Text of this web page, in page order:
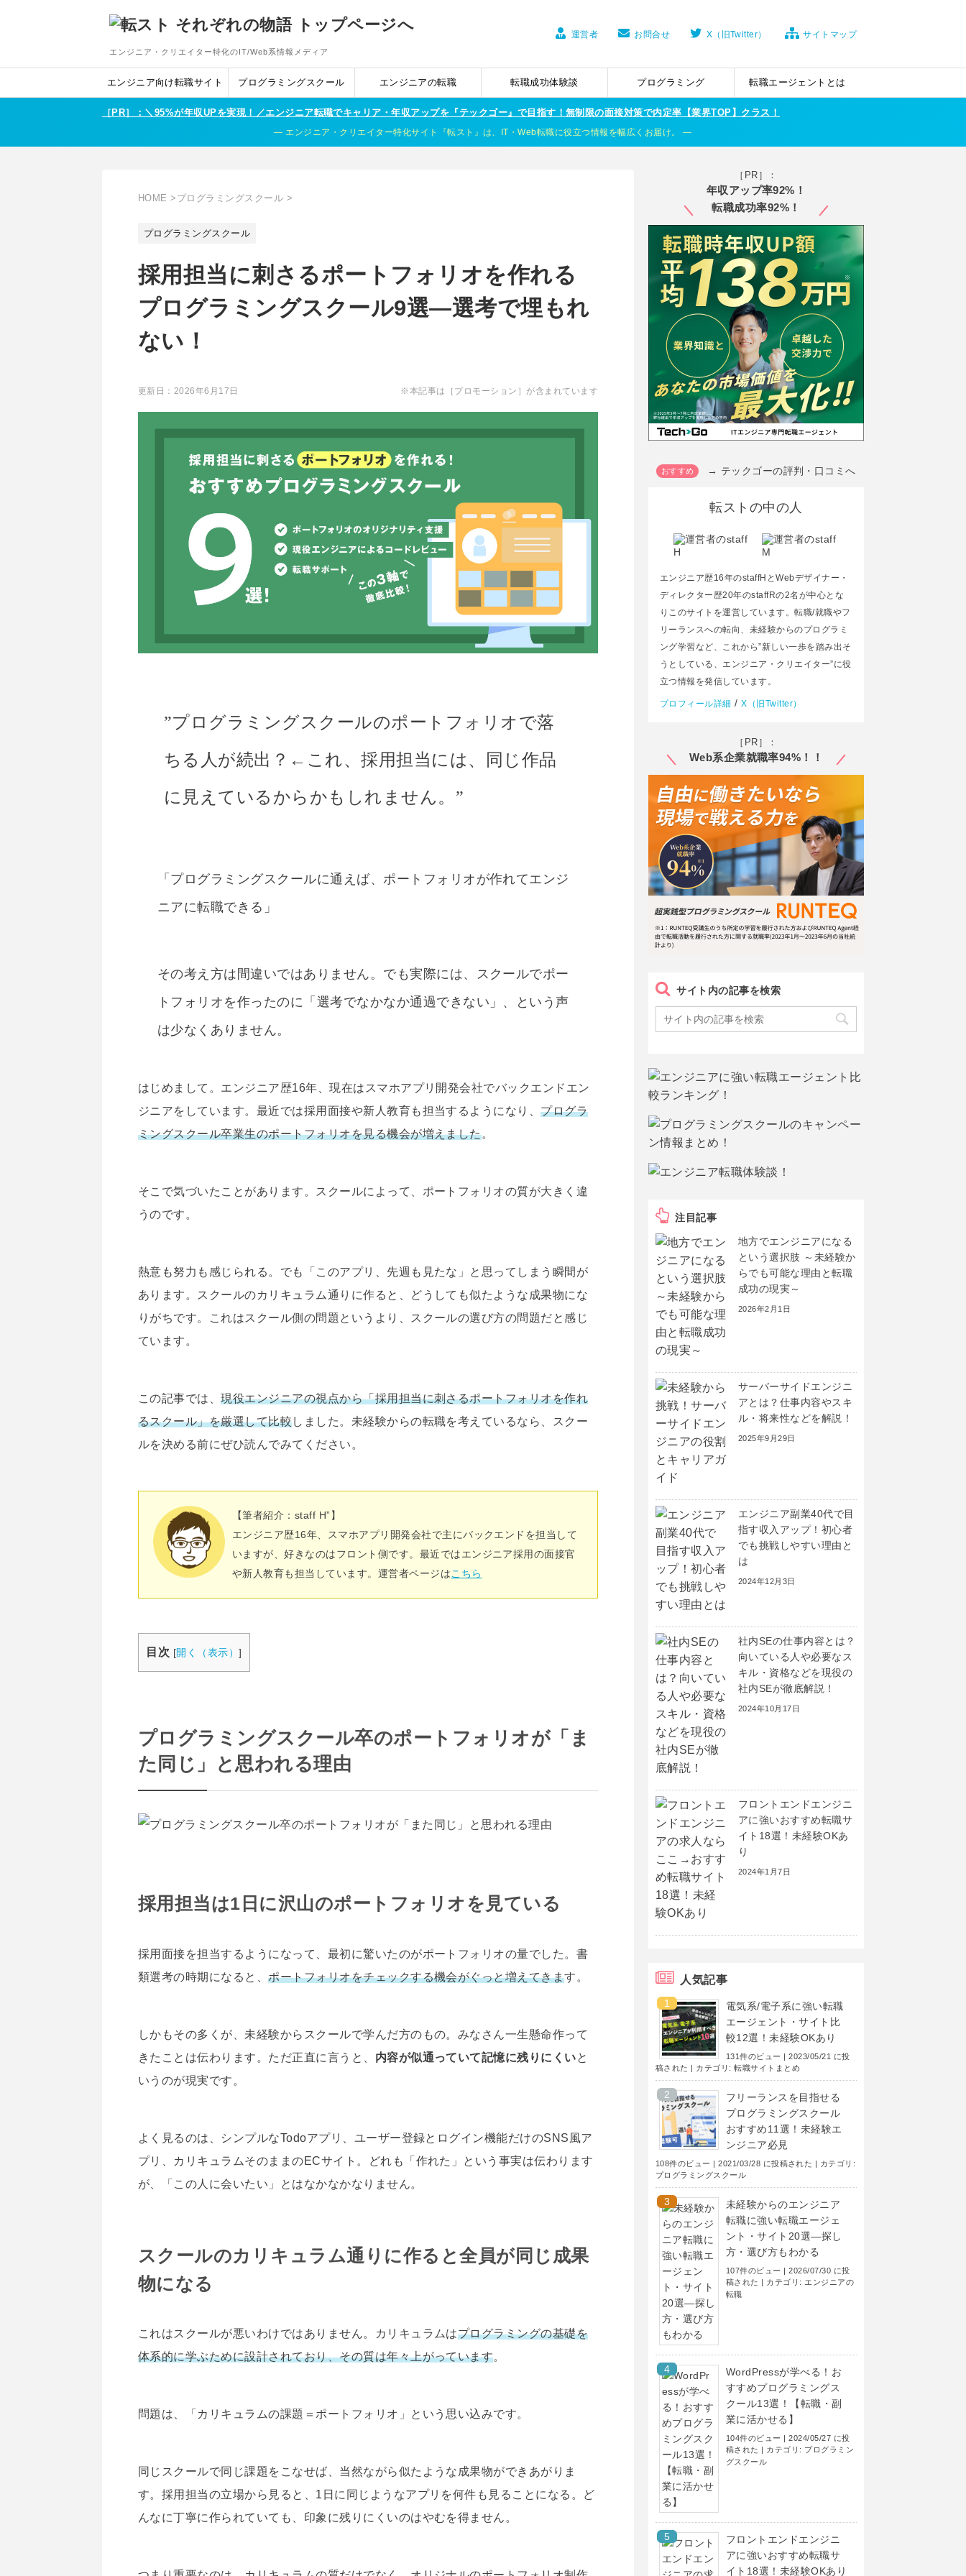
エンジニア・クリエイター特化のIT/Web系情報メディア
運営者 お問合せ X（旧Twitter） サイトマップ
エンジニア向け転職サイト プログラミングスクール エンジニアの転職 転職成功体験談 プログラミング 転職エージェントとは
［PR］：＼95%が年収UPを実現！／エンジニア転職でキャリア・年収アップを『テックゴー』で目指す！無制限の面接対策で内定率【業界TOP】クラス！
エンジニア・クリエイター特化サイト『転スト』は、IT・Web転職に役立つ情報を幅広くお届け。
HOME > プログラミングスクール >
プログラミングスクール
採用担当に刺さるポートフォリオを作れる
プログラミングスクール9選―選考で埋もれ
ない！
更新日： 2026年6月17日 ※本記事は［プロモーション］が含まれています
”プログラミングスクールのポートフォリオで落
ちる人が続出？←これ、採用担当には、同じ作品
に見えているからかもしれません。”
「プログラミングスクールに通えば、ポートフォリオが作れてエンジ
ニアに転職できる」
その考え方は間違いではありません。でも実際には、スクールでポー
トフォリオを作ったのに「選考でなかなか通過できない」、という声
は少なくありません。
はじめまして。エンジニア歴16年、現在はスマホアプリ開発会社でバックエンドエン
ジニアをしています。最近では採用面接や新人教育も担当するようになり、プログラ
ミングスクール卒業生のポートフォリオを見る機会が増えました。
そこで気づいたことがあります。スクールによって、ポートフォリオの質が大きく違
うのです。
熱意も努力も感じられる。でも「このアプリ、先週も見たな」と思ってしまう瞬間が
あります。スクールのカリキュラム通りに作ると、どうしても似たような成果物にな
りがちです。これはスクール側の問題というより、スクールの選び方の問題だと感じ
ています。
この記事では、現役エンジニアの視点から「採用担当に刺さるポートフォリオを作れ
るスクール」を厳選して比較しました。未経験からの転職を考えているなら、スクー
ルを決める前にぜひ読んでみてください。
【筆者紹介：staff H”】
エンジニア歴16年、スマホアプリ開発会社で主にバックエンドを担当して
いますが、好きなのはフロント側です。最近ではエンジニア採用の面接官
や新人教育も担当しています。運営者ページはこちら
目次 [開く（表示）]
プログラミングスクール卒のポートフォリオが「ま
た同じ」と思われる理由
採用担当は1日に沢山のポートフォリオを見ている
採用面接を担当するようになって、最初に驚いたのがポートフォリオの量でした。書
類選考の時期になると、ポートフォリオをチェックする機会がぐっと増えてきます。
しかもその多くが、未経験からスクールで学んだ方のもの。みなさん一生懸命作って
きたことは伝わります。ただ正直に言うと、 内容が似通っていて記憶に残りにくいと
いうのが現実です。
よく見るのは、シンプルなTodoアプリ、ユーザー登録とログイン機能だけのSNS風ア
プリ、カリキュラムそのままのECサイト。どれも「作れた」という事実は伝わります
が、「この人に会いたい」とはなかなかなりません。
スクールのカリキュラム通りに作ると全員が同じ成果
物になる
これはスクールが悪いわけではありません。カリキュラムはプログラミングの基礎を
体系的に学ぶために設計されており、その質は年々上がっています。
問題は、「カリキュラムの課題＝ポートフォリオ」という思い込みです。
同じスクールで同じ課題をこなせば、当然ながら似たような成果物ができあがりま
す。採用担当の立場から見ると、1日に同じようなアプリを何件も見ることになる。ど
んなに丁寧に作られていても、印象に残りにくいのはやむを得ません。
［PR］：
年収アップ率92%！
転職成功率92%！
→ テックゴーの評判・口コミへ
転ストの中の人
エンジニア歴16年のstaffHとWebデザイナー・
ディレクター歴20年のstaffRの2名が中心とな
りこのサイトを運営しています。転職/就職やフ
リーランスへの転向、未経験からのプログラミ
ング学習など、これから”新しい一歩を踏み出そ
うとしている、エンジニア・クリエイター”に役
立つ情報を発信しています。
プロフィール詳細 /X（旧Twitter）
［PR］：
Web系企業就職率94%！！
サイト内の記事を検索
注目記事
地方でエンジニアになる
という選択肢 ～未経験か
らでも可能な理由と転職
成功の現実～
2026年2月1日
サーバーサイドエンジニ
アとは？仕事内容やスキ
ル・将来性などを解説！
2025年9月29日
エンジニア副業40代で目
指す収入アップ！初心者
でも挑戦しやすい理由と
は
2024年12月3日
社内SEの仕事内容とは？
向いている人や必要なス
キル・資格などを現役の
社内SEが徹底解説！
2024年10月17日
フロントエンドエンジニ
アに強いおすすめ転職サ
イト18選！未経験OKあ
り
2024年1月7日
人気記事
電気系/電子系に強い転職
エージェント・サイト比
較12選！未経験OKあり
131件のビュー |2023/05/21 に投
稿された | カテゴリ:転職サイトまとめ
フリーランスを目指せる
プログラミングスクール
おすすめ11選！未経験エ
ンジニア必見
108件のビュー |2021/03/28 に投稿された | カテゴリ:
プログラミングスクール
未経験からのエンジニア
転職に強い転職エージェ
ント・サイト20選―探し
方・選び方もわかる
107件のビュー |2026/07/30 に投
稿された | カテゴリ: エンジニアの
転職
WordPressが学べる！お
すすめプログラミングス
クール13選！【転職・副
業に活かせる】
104件のビュー |2024/05/27 に投
稿された | カテゴリ: プログラミン
グスクール
フロントエンドエンジニ
アに強いおすすめ転職サ
イト18選！未経験OKあり